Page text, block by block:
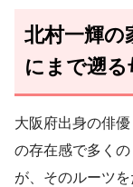
北村一輝の
にまで遡る
大阪府出身の俳
の存在感で多く
が、そのルーツ